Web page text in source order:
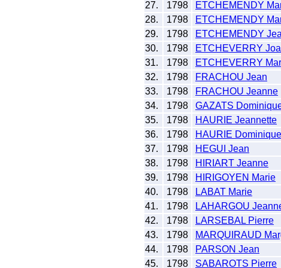
27.
1798
ETCHEMENDY
28.
1798
ETCHEMENDY
29.
1798
ETCHEMENDY
30.
1798
ETCHEVERRY
31.
1798
ETCHEVERRY
32.
1798
FRACHOU Jean
33.
1798
FRACHOU Jeanne
34.
1798
GAZATS
35.
1798
HAURIE Jeannette
36.
1798
HAURIE Dominique
37.
1798
HEGUI Jean
38.
1798
HIRIART Jeanne
39.
1798
HIRIGOYEN Marie
40.
1798
LABAT Marie
41.
1798
LAHARGOU
42.
1798
LARSEBAL Pierre
43.
1798
MARQUIRAUD
44.
1798
PARSON Jean
45.
1798 SABAROTS Pierre